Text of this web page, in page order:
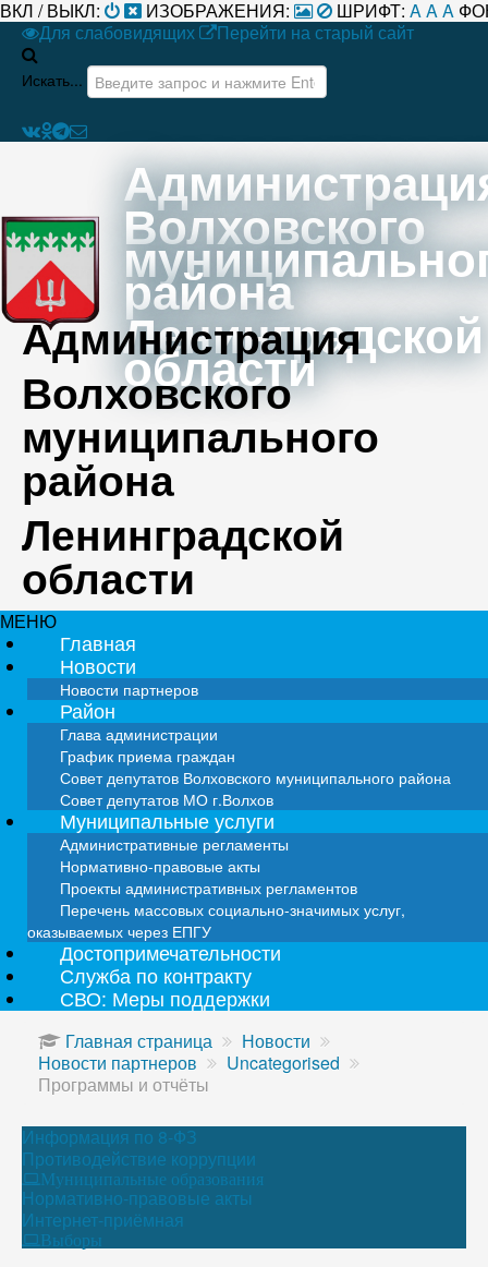
ВКЛ / ВЫКЛ: ИЗОБРАЖЕНИЯ: ШРИФТ: AAA
Для слабовидящих
Перейти на старый сайт
Искать...
Волховского
района
Ленинградской
области
Администрация
Волховского
муниципального
района
Ленинградской
области
МЕНЮ
Главная
Новости
Новости партнеров
Район
Глава администрации
График приема граждан
Совет депутатов Волховского муниципального района
Совет депутатов МО г.Волхов
Муниципальные услуги
Административные регламенты
Нормативно-правовые акты
Проекты административных регламентов
Перечень массовых социально-значимых услуг,
оказываемых через ЕПГУ
Достопримечательности
Служба по контракту
СВО: Меры поддержки
Главная страница
Новости
Новости партнеров
Uncategorised
Программы и отчёты
Информация по 8-ФЗ
Противодействие коррупции
Муниципальные образования
Нормативно-правовые акты
Интернет-приёмная
Выборы